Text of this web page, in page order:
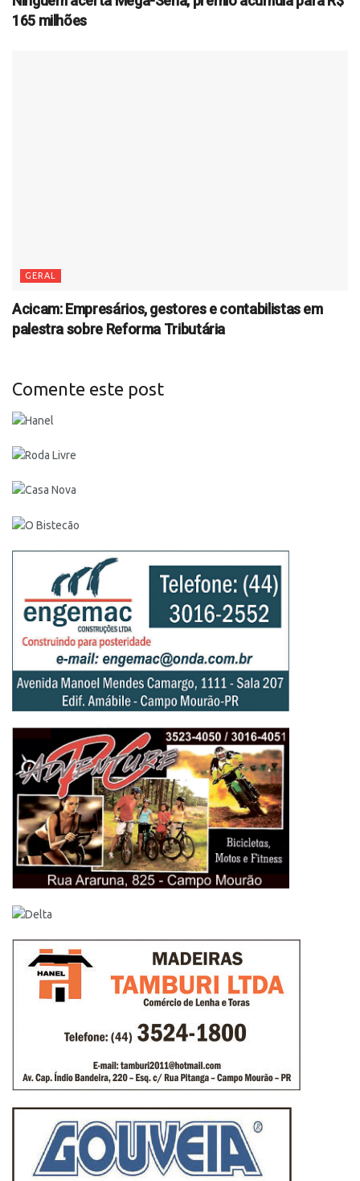
165 milhões
GERAL
Acicam: Empresários, gestores e contabilistas em
palestra sobre Reforma Tributária
Comente este post